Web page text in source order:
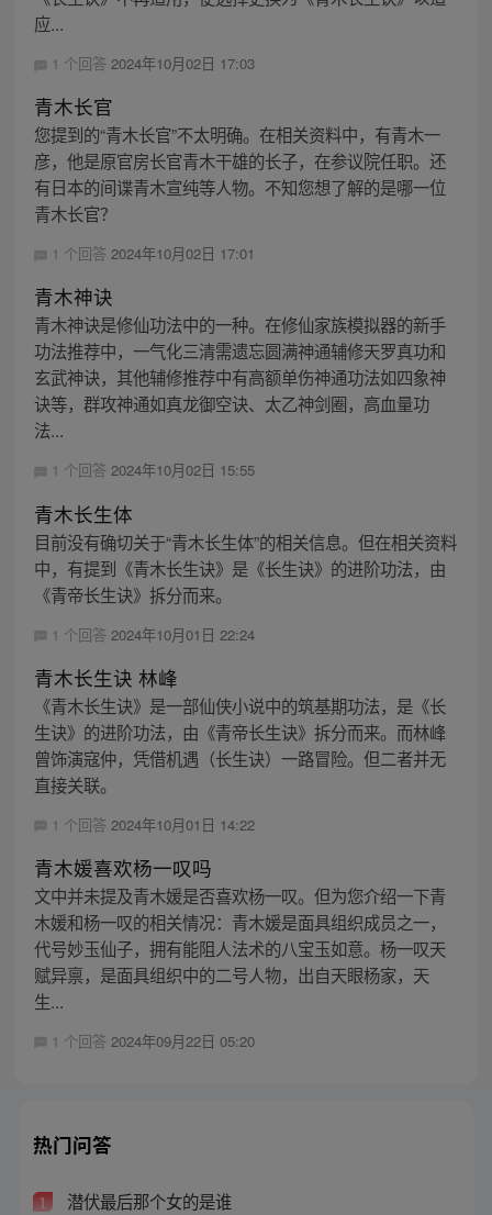
应...
1 个回答 2024年10月02日 17:03
青木长官
您提到的“青木长官”不太明确。在相关资料中，有青木一
彦，他是原官房长官青木干雄的长子，在参议院任职。还
有日本的间谍青木宣纯等人物。不知您想了解的是哪一位
青木长官？
1 个回答 2024年10月02日 17:01
青木神诀
青木神诀是修仙功法中的一种。在修仙家族模拟器的新手
功法推荐中，一气化三清需遗忘圆满神通辅修天罗真功和
玄武神诀，其他辅修推荐中有高额单伤神通功法如四象神
诀等，群攻神通如真龙御空诀、太乙神剑圈，高血量功
法...
1 个回答 2024年10月02日 15:55
青木长生体
目前没有确切关于“青木长生体”的相关信息。但在相关资料
中，有提到《青木长生诀》是《长生诀》的进阶功法，由
《青帝长生诀》拆分而来。
1 个回答 2024年10月01日 22:24
青木长生诀 林峰
《青木长生诀》是一部仙侠小说中的筑基期功法，是《长
生诀》的进阶功法，由《青帝长生诀》拆分而来。而林峰
曾饰演寇仲，凭借机遇（长生诀）一路冒险。但二者并无
直接关联。
1 个回答 2024年10月01日 14:22
青木媛喜欢杨一叹吗
文中并未提及青木媛是否喜欢杨一叹。但为您介绍一下青
木媛和杨一叹的相关情况：青木媛是面具组织成员之一，
代号妙玉仙子，拥有能阻人法术的八宝玉如意。杨一叹天
赋异禀，是面具组织中的二号人物，出自天眼杨家，天
生...
1 个回答 2024年09月22日 05:20
热门问答
1 潜伏最后那个女的是谁